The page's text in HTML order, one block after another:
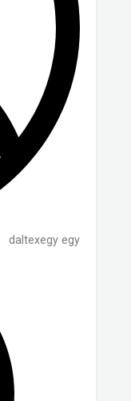
daltexegy egy